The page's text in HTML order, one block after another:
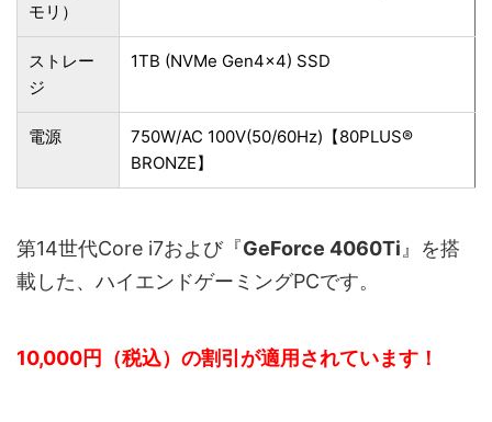
モリ）
ストレー
ジ
1TB (NVMe Gen4×4) SSD
電源
750W/AC 100V(50/60Hz)【80PLUS®
BRONZE】
第14世代Core i7および『GeForce 4060Ti 』を搭
載した、ハイエンドゲーミングPCです。
10,000円（税込）の割引が適用されています！